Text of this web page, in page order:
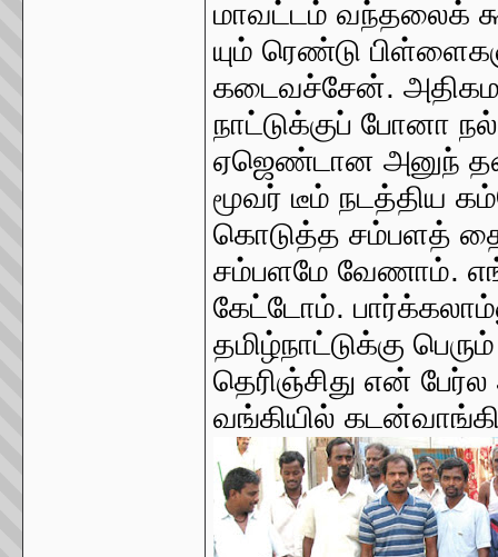
மாவட்டம் வந்தலைக்
யும் ரெண்டு
கடைவச்சேன்.
நாட்டுக்குப் போனா
ஏஜெண்டான அனுந்
மூவர் டீம் நடத்திய
கொடுத்த சம்பளத்
சம்பளமே வேணாம்.
கேட்டோம்.
தமிழ்நாட்டுக்கு
தெரிஞ்சிது என்
வங்கியில்